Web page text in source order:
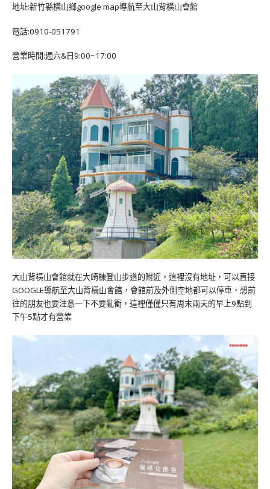
地址:新竹縣橫山鄉google map導航至大山背橫山會館
電話:0910-051791
營業時間:週六&日9:00~17:00
大山背橫山會館就在大崎棟登山步道的附近，這裡沒有地址，可以直接
GOOGLE導航至大山背橫山會館，會館前及外側空地都可以停車，想前
往的朋友也要注意一下不要亂衝，這裡僅僅只有周末兩天的早上9點到
下午5點才有營業